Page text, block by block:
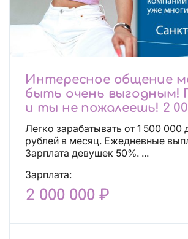
Интересное общение
быть очень выгодным!
и ты не пожалеешь! 2
Легко зарабатывать от 1 500
рублей в месяц. Ежедневные выплаты.
Зарплата девушек 50%. ...
Зарплата:
2 000 000 ₽